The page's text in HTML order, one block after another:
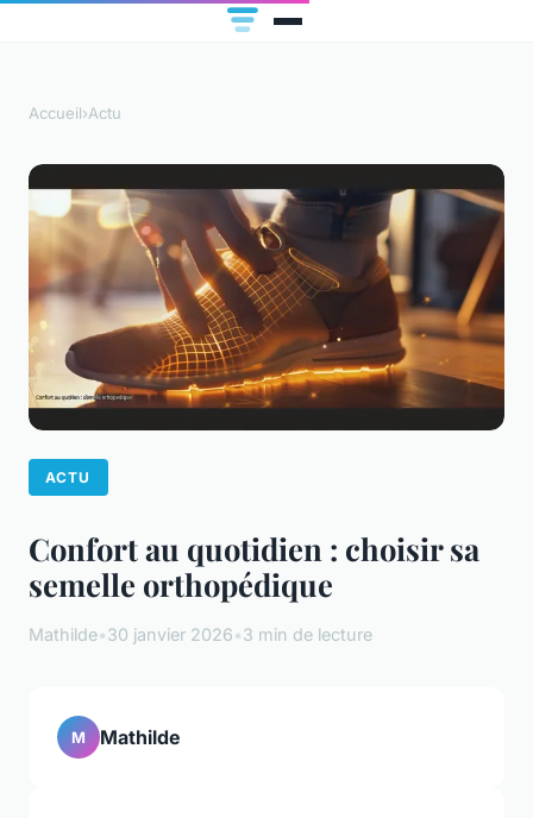
Accueil›Actu
ACTU
Confort au quotidien : choisir sa
semelle orthopédique
Mathilde•30 janvier 2026•3 min de lecture
M Mathilde